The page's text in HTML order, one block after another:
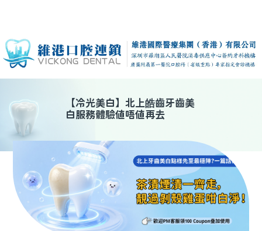
【冷光美白】 北上皓齒牙齒美
白服務體驗值唔值再去